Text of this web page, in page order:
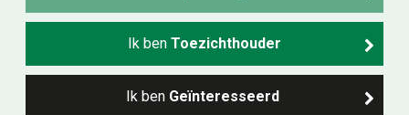
Ik ben Toezichthouder
Ik ben Geïnteresseerd